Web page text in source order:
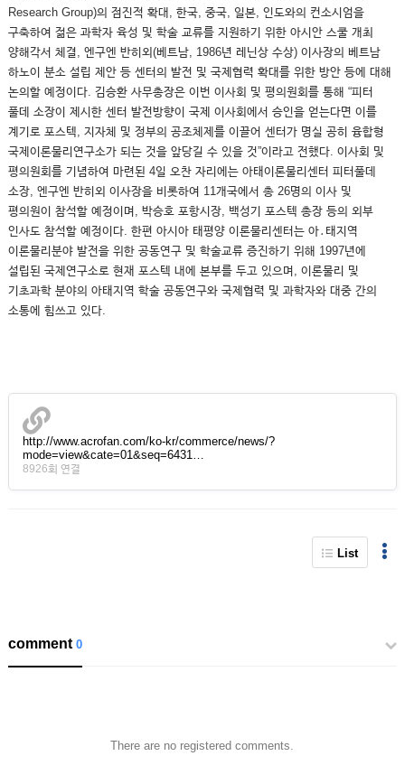
Research Group)의 점진적 확대, 한국, 중국, 일본, 인도와의 컨소시엄을
구축하여 젊은 과학자 육성 및 학술 교류를 지원하기 위한 아시안 스쿨 개최
양해각서 체결, 엔구엔 반히외(베트남, 1986년 레닌상 수상) 이사장의 베트남
하노이 분소 설립 제안 등 센터의 발전 및 국제협력 확대를 위한 방안 등에 대해
논의할 예정이다. 김승환 사무총장은 이번 이사회 및 평의원회를 통해 “피터
풀데 소장이 제시한 센터 발전방향이 국제 이사회에서 승인을 얻는다면 이를
계기로 포스텍, 지자체 및 정부의 공조체제를 이끌어 센터가 명실 공히 융합형
국제이론물리연구소가 되는 것을 앞당길 수 있을 것”이라고 전했다. 이사회 및
평의원회를 기념하여 마련된 4일 오찬 자리에는 아태이론물리센터 피터풀데
소장, 엔구엔 반히외 이사장을 비롯하여 11개국에서 총 26명의 이사 및
평의원이 참석할 예정이며, 박승호 포항시장, 백성기 포스텍 총장 등의 외부
인사도 참석할 예정이다. 한편 아시아 태평양 이론물리센터는 아․태지역
이론물리분야 발전을 위한 공동연구 및 학술교류 증진하기 위해 1997년에
설립된 국제연구소로 현재 포스텍 내에 본부를 두고 있으며, 이론물리 및
기초과학 분야의 아태지역 학술 공동연구와 국제협력 및 과학자와 대중 간의
소통에 힘쓰고 있다.
http://www.acrofan.com/ko-kr/commerce/news/?
mode=view&cate=01&seq=6431…
8926회 연결
List
comment0
There are no registered comments.